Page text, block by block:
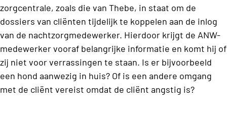
zorgcentrale, zoals die van Thebe, in staat om de
dossiers van cliënten tijdelijk te koppelen aan de inlog
van de nachtzorgmedewerker. Hierdoor krijgt de ANW-
medewerker vooraf belangrijke informatie en komt hij of
zij niet voor verrassingen te staan. Is er bijvoorbeeld
een hond aanwezig in huis? Of is een andere omgang
met de cliënt vereist omdat de cliënt angstig is?